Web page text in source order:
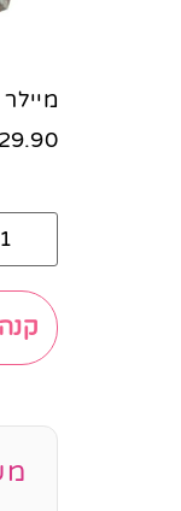
מיילר
29.90